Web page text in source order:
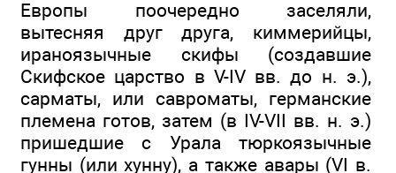
Европы поочередно заселяли,
вытесняя друг друга, киммерийцы,
ираноязычные скифы (создавшие
Скифское царство в V-IV вв. до н. э.),
сарматы, или савроматы, германские
племена готов, затем (в IV-VII вв. н. э.)
пришедшие с Урала тюркоязычные
гунны (или хунну), а также авары (VI в.